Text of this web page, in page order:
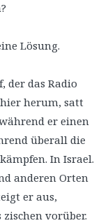
Lösung.
der das Radio
herum, satt
er einen
überall die
In Israel.
anderen Orten
er aus,
vorüber.